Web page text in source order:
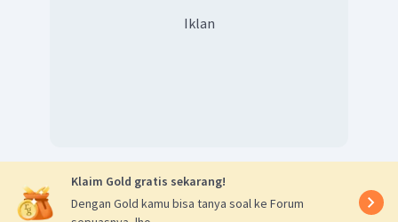
Iklan
Klaim Gold gratis sekarang!
Dengan Gold kamu bisa tanya soal ke Forum